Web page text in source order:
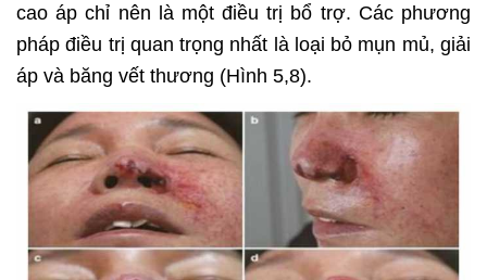
cao áp chỉ nên là một điều trị bổ trợ. Các phương
pháp điều trị quan trọng nhất là loại bỏ mụn mủ, giải
áp và băng vết thương (Hình 5,8).